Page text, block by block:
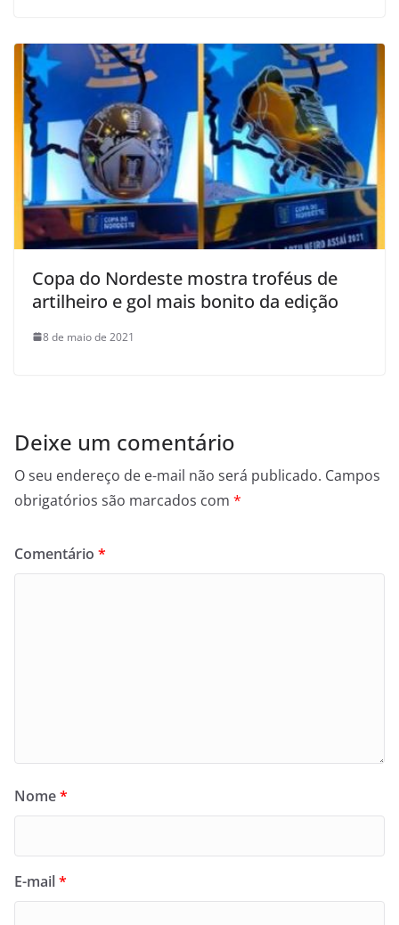
Copa do Nordeste mostra troféus de
artilheiro e gol mais bonito da edição
8 de maio de 2021
Deixe um comentário
O seu endereço de e-mail não será publicado. Campos
obrigatórios são marcados com *
Comentário *
Nome*
E-mail*